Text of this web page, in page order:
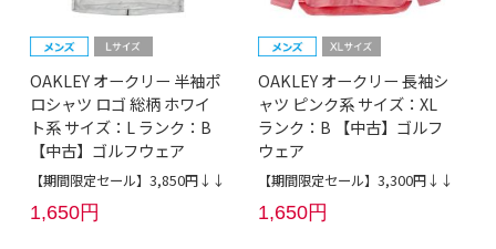
OAKLEY オークリー 半袖ポ
ロシャツ ロゴ 総柄 ホワイ
ト系 サイズ：L ランク：B
【中古】ゴルフウェア
【期間限定セール】3,850円↓↓
1,650円
OAKLEY オークリー 長袖シ
ャツ ピンク系 サイズ：XL
ランク：B 【中古】ゴルフ
ウェア
【期間限定セール】3,300円↓↓
1,650円